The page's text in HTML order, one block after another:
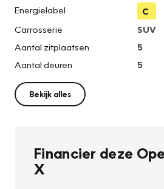
Energielabel
C
Carrosserie
SUV
Aantal zitplaatsen
5
Aantal deuren
5
Bekijk alles
Financier deze
X